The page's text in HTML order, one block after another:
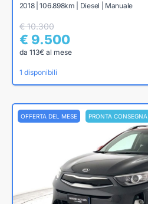
2018 | 106.898km | Diesel | Manuale
€ 10.300
€ 9.500
da 113€ al mese
1 disponibili
OFFERTA DEL MESE PRONTA CONSEGNA